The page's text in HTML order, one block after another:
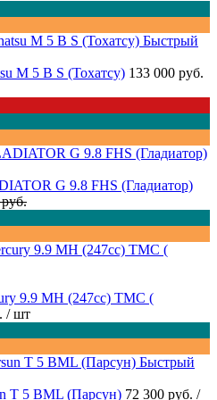
Быстрый
M 5 B S (Тохатсу) 133 000 руб.
G 9.8 FHS (Гладиатор)
9.9 МН (247cc) TMC (
/ шт
Быстрый
T 5 BML (Парсун) 72 300 руб. /